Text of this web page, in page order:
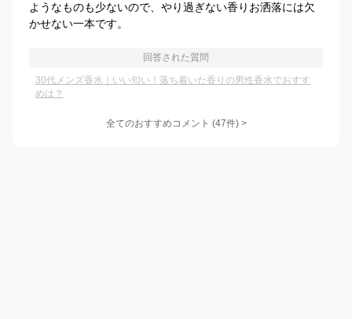
ようなものも少ないので、やり過ぎない香りお洒落には欠
かせない一本です。
回答された質問
30代メンズ香水｜いい匂い！落ち着いた香りの男性香水でおすす
めは？
全てのおすすめコメント (47件) >